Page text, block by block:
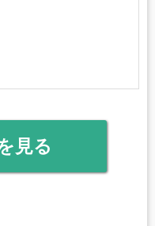
見る